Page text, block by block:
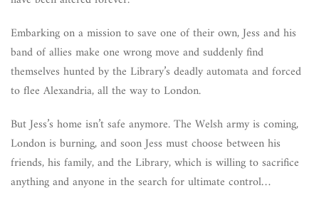
Embarking on a mission to save one of their own, Jess and his
band of allies make one wrong move and suddenly find
themselves hunted by the Library’s deadly automata and forced
to flee Alexandria, all the way to London.
But Jess’s home isn’t safe anymore. The Welsh army is coming,
London is burning, and soon Jess must choose between his
friends, his family, and the Library, which is willing to sacrifice
anything and anyone in the search for ultimate control…